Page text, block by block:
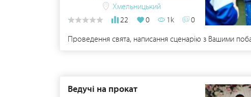
Хмельницький
22
0 1k
0
Проведення свята, написання сценарію з Вашими
Ведучі на прокат